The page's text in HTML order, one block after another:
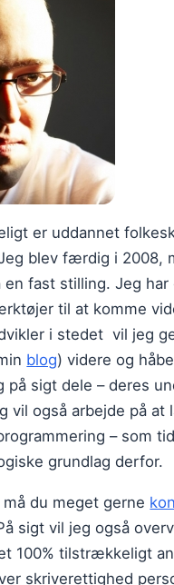
er uddannet
blev færdig i 2008,
fast stilling. Jeg
til at komme
i stedet vil jeg
blog) videre og
sigt dele – deres
vil også arbejde på
– som
grundlag derfor.
du meget gerne
sigt vil jeg også
100% tilstrækkeligt
skriverettighed